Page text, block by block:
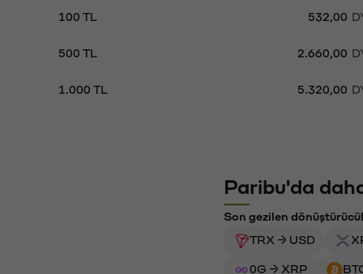
100 TL 532,00
500 TL 2.660,00
1.000 TL 5.320,00
Paribu'da
Son gezilen
TRX → USD
0G → XRP